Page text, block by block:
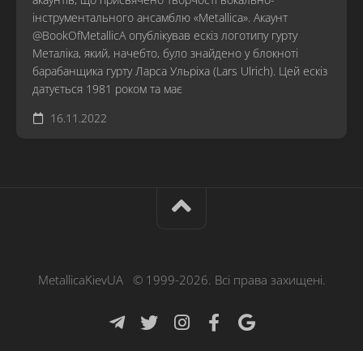
інструментального ансамблю «Metallica». Акаунт
@BookOfMetallicA опублікував ескіз логотипу гурту
Металіка, який, начебто, було знайдено у блокноті
барабанщика гурту Ларса Ульріха (Lars Ulrich). Цей ескіз
датується 1981 роком та має
16.11.2022
MetallicaKievUA © 1999-2026. Всі права захищені.